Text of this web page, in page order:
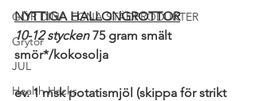
GÖR DINA EGNA STÄDPRODUKTER
Grytor
JUL
Health Hacks
NYTTIGA HALLONGROTTOR
10-12 stycken 75 gram smält
smör*/kokosolja
ev. 1 msk potatismjöl (skippa för strikt